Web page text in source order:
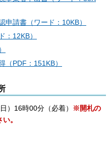
申請書（ワード：10KB）
：12KB）
（PDF：151KB）
）16時00分（必着）
※開札の
。